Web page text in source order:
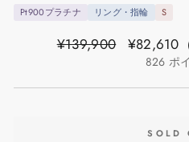
Pt900プラチナ リング・指輪 S
通
¥139,900
セ
¥82,610
826 ポ
SOLD